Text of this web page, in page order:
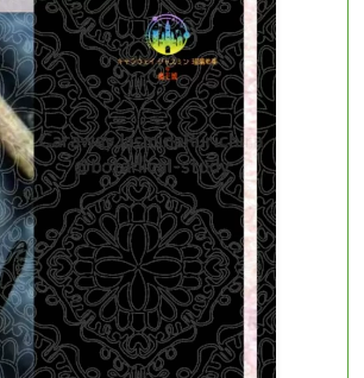
アロマハーブ４択クイズ
限定)